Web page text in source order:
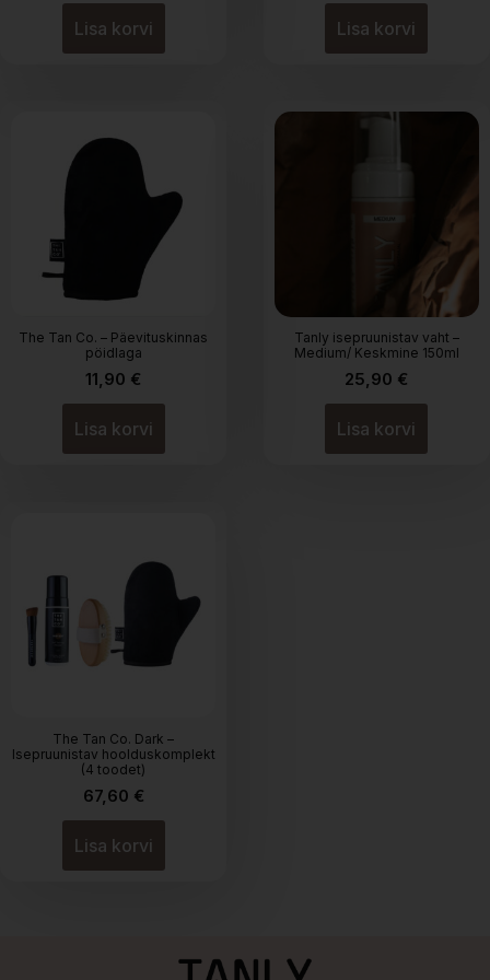
hind
oli:
hind
on:
Lisa korvi Lisa korvi
The Tan Co. – Päevituskinnas
pöidlaga
11,90 €
Lisa korvi
Tanly isepruunistav vaht –
Medium/ Keskmine 150ml
25,90 €
Lisa korvi
The Tan Co. Dark –
Isepruunistav hoolduskomplekt
(4 toodet)
67,60 €
Lisa korvi